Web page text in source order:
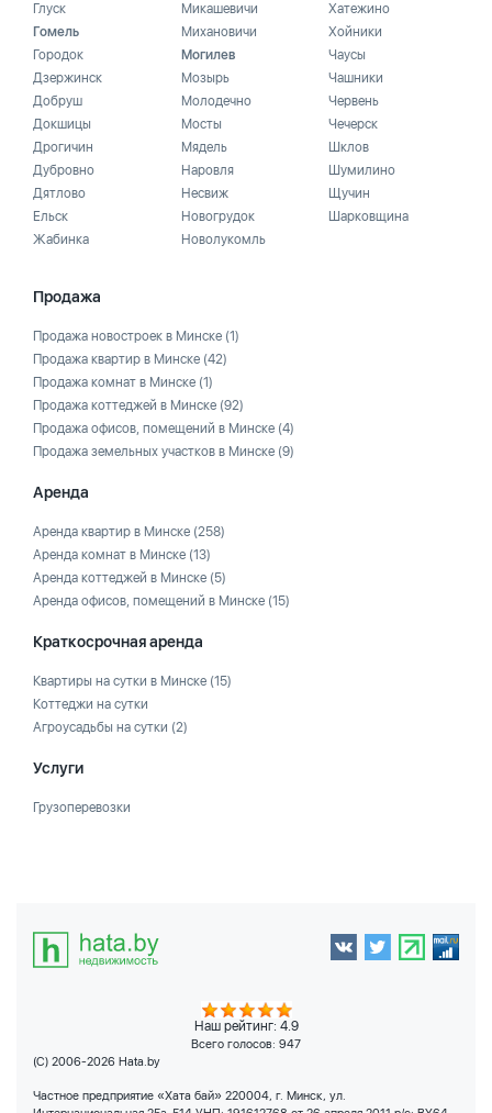
Глуск
Гомель
Городок
Дзержинск
Добруш
Докшицы
Дрогичин
Дубровно
Дятлово
Ельск
Жабинка
Микашевичи
Михановичи
Могилев
Мозырь
Молодечно
Мосты
Мядель
Наровля
Несвиж
Новогрудок
Новолукомль
Хатежино
Хойники
Чаусы
Чашники
Червень
Чечерск
Шклов
Шумилино
Щучин
Шарковщина
Продажа
Продажа новостроек в Минске (1)
Продажа квартир в Минске (42)
Продажа комнат в Минске (1)
Продажа коттеджей в Минске (92)
Продажа офисов, помещений в Минске (4)
Продажа земельных участков в Минске (9)
Аренда
Аренда квартир в Минске (258)
Аренда комнат в Минске (13)
Аренда коттеджей в Минске (5)
Аренда офисов, помещений в Минске (15)
Краткосрочная аренда
Квартиры на сутки в Минске (15)
Коттеджи на сутки
Агроусадьбы на сутки (2)
Услуги
Грузоперевозки
Наш рейтинг: 4.9
Всего голосов: 947
(C) 2006-2026 Hata.by
Частное предприятие «Хата бай» 220004, г. Минск, ул.